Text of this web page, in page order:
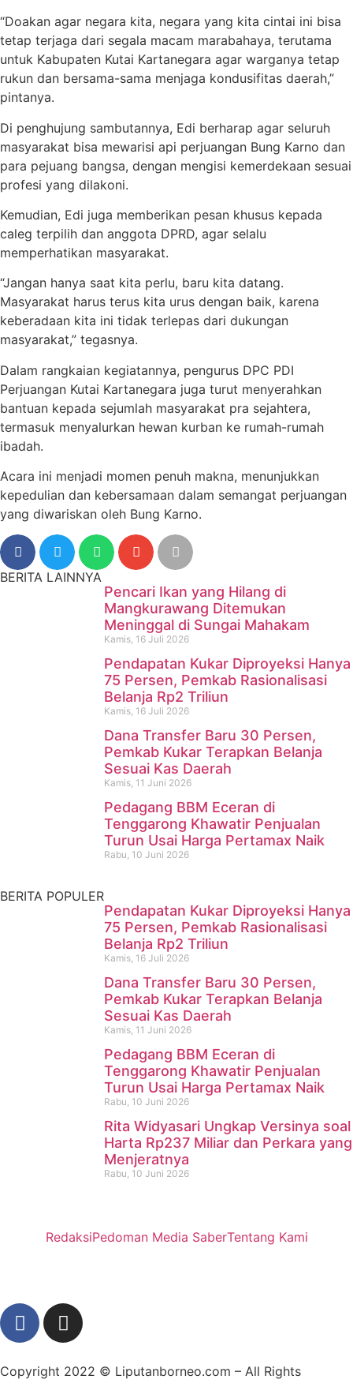
“Doakan agar negara kita, negara yang kita cintai ini bisa
tetap terjaga dari segala macam marabahaya, terutama
untuk Kabupaten Kutai Kartanegara agar warganya tetap
rukun dan bersama-sama menjaga kondusifitas daerah,”
pintanya.
Di penghujung sambutannya, Edi berharap agar seluruh
masyarakat bisa mewarisi api perjuangan Bung Karno dan
para pejuang bangsa, dengan mengisi kemerdekaan sesuai
profesi yang dilakoni.
Kemudian, Edi juga memberikan pesan khusus kepada
caleg terpilih dan anggota DPRD, agar selalu
memperhatikan masyarakat.
“Jangan hanya saat kita perlu, baru kita datang.
Masyarakat harus terus kita urus dengan baik, karena
keberadaan kita ini tidak terlepas dari dukungan
masyarakat,” tegasnya.
Dalam rangkaian kegiatannya, pengurus DPC PDI
Perjuangan Kutai Kartanegara juga turut menyerahkan
bantuan kepada sejumlah masyarakat pra sejahtera,
termasuk menyalurkan hewan kurban ke rumah-rumah
ibadah.
Acara ini menjadi momen penuh makna, menunjukkan
kepedulian dan kebersamaan dalam semangat perjuangan
yang diwariskan oleh Bung Karno.
BERITA LAINNYA
Pencari Ikan yang Hilang di
Mangkurawang Ditemukan
Meninggal di Sungai Mahakam
Kamis, 16 Juli 2026
Pendapatan Kukar Diproyeksi Hanya
75 Persen, Pemkab Rasionalisasi
Belanja Rp2 Triliun
Kamis, 16 Juli 2026
Dana Transfer Baru 30 Persen,
Pemkab Kukar Terapkan Belanja
Sesuai Kas Daerah
Kamis, 11 Juni 2026
Pedagang BBM Eceran di
Tenggarong Khawatir Penjualan
Turun Usai Harga Pertamax Naik
Rabu, 10 Juni 2026
Pencari Ikan yang Hilang di
Mangkurawang Ditemukan
Meninggal di Sungai
Mahakam
BERITA POPULER
Pendapatan Kukar Diproyeksi Hanya
75 Persen, Pemkab Rasionalisasi
Belanja Rp2 Triliun
Kamis, 16 Juli 2026
Dana Transfer Baru 30 Persen,
Pemkab Kukar Terapkan Belanja
Sesuai Kas Daerah
Kamis, 11 Juni 2026
Pedagang BBM Eceran di
Tenggarong Khawatir Penjualan
Turun Usai Harga Pertamax Naik
Rabu, 10 Juni 2026
Rita Widyasari Ungkap Versinya soal
Harta Rp237 Miliar dan Perkara yang
Menjeratnya
Rabu, 10 Juni 2026
RedaksiPedoman Media SaberTentang Kami
Copyright 2022 © Liputanborneo.com – All Rights